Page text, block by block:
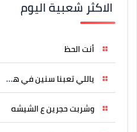
الاكثر شعبية اليوم
أنت الحظ
ياللي تعبنا سنين في هواه
وشربت حجرين ع الشيشه